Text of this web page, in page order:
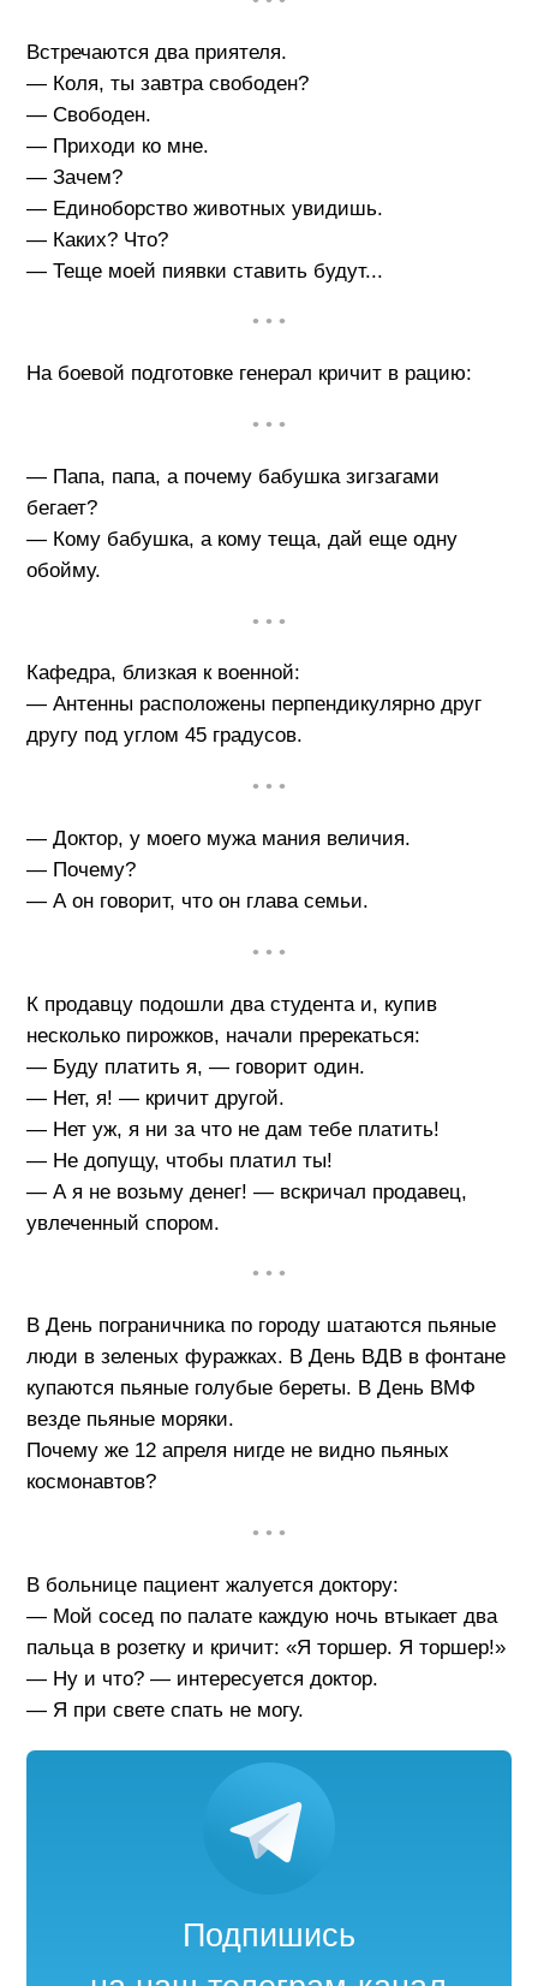
Встречаются два приятеля.
— Коля, ты завтра свободен?
— Свободен.
— Приходи ко мне.
— Зачем?
— Единоборство животных увидишь.
— Каких? Что?
— Теще моей пиявки ставить будут...
• • •
На боевой подготовке генерал кричит в рацию:
• • •
— Папа, папа, а почему бабушка зигзагами
бегает?
— Кому бабушка, а кому теща, дай еще одну
обойму.
• • •
Кафедра, близкая к военной:
— Антенны расположены перпендикулярно друг
другу под углом 45 градусов.
• • •
— Доктор, у моего мужа мания величия.
— Почему?
— А он говорит, что он глава семьи.
• • •
К продавцу подошли два студента и, купив
несколько пирожков, начали пререкаться:
— Буду платить я, — говорит один.
— Нет, я! — кричит другой.
— Нет уж, я ни за что не дам тебе платить!
— Не допущу, чтобы платил ты!
— А я не возьму денег! — вскричал продавец,
увлеченный спором.
• • •
В День пограничника по городу шатаются пьяные
люди в зеленых фуражках. В День ВДВ в фонтане
купаются пьяные голубые береты. В День ВМФ
везде пьяные моряки.
Почему же 12 апреля нигде не видно пьяных
космонавтов?
• • •
В больнице пациент жалуется доктору:
— Мой сосед по палате каждую ночь втыкает два
пальца в розетку и кричит: «Я торшер. Я торшер!»
— Ну и что? — интересуется доктор.
— Я при свете спать не могу.
Подпишись